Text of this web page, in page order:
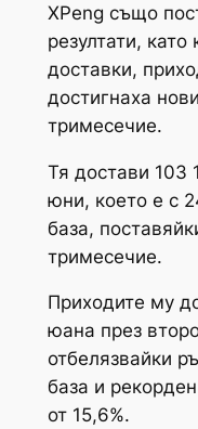
XPeng също
резултати,
доставки,
достигнаха
тримесечие.
Тя достави 103
юни, което е с
база,
тримесечие.
Приходите му
юана през
отбелязвайки
база и
от 15,6%.